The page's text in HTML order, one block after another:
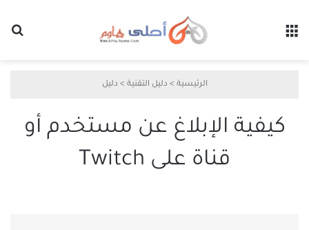
الرئيسية > دليل التقنية > دليل
كيفية الإبلاغ عن مستخدم أو
قناة على Twitch